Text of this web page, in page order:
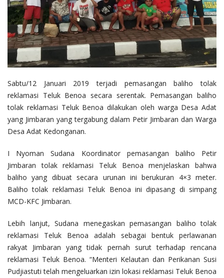
Sabtu/12 Januari 2019 terjadi pemasangan baliho tolak
reklamasi Teluk Benoa secara serentak. Pemasangan baliho
tolak reklamasi Teluk Benoa dilakukan oleh warga Desa Adat
yang Jimbaran yang tergabung dalam Petir Jimbaran dan Warga
Desa Adat Kedonganan.
I Nyoman Sudana Koordinator pemasangan baliho Petir
Jimbaran tolak reklamasi Teluk Benoa menjelaskan bahwa
baliho yang dibuat secara urunan ini berukuran 4×3 meter.
Baliho tolak reklamasi Teluk Benoa ini dipasang di simpang
MCD-KFC Jimbaran.
Lebih lanjut, Sudana menegaskan pemasangan baliho tolak
reklamasi Teluk Benoa adalah sebagai bentuk perlawanan
rakyat Jimbaran yang tidak pernah surut terhadap rencana
reklamasi Teluk Benoa. “Menteri Kelautan dan Perikanan Susi
Pudjiastuti telah mengeluarkan izin lokasi reklamasi Teluk Benoa